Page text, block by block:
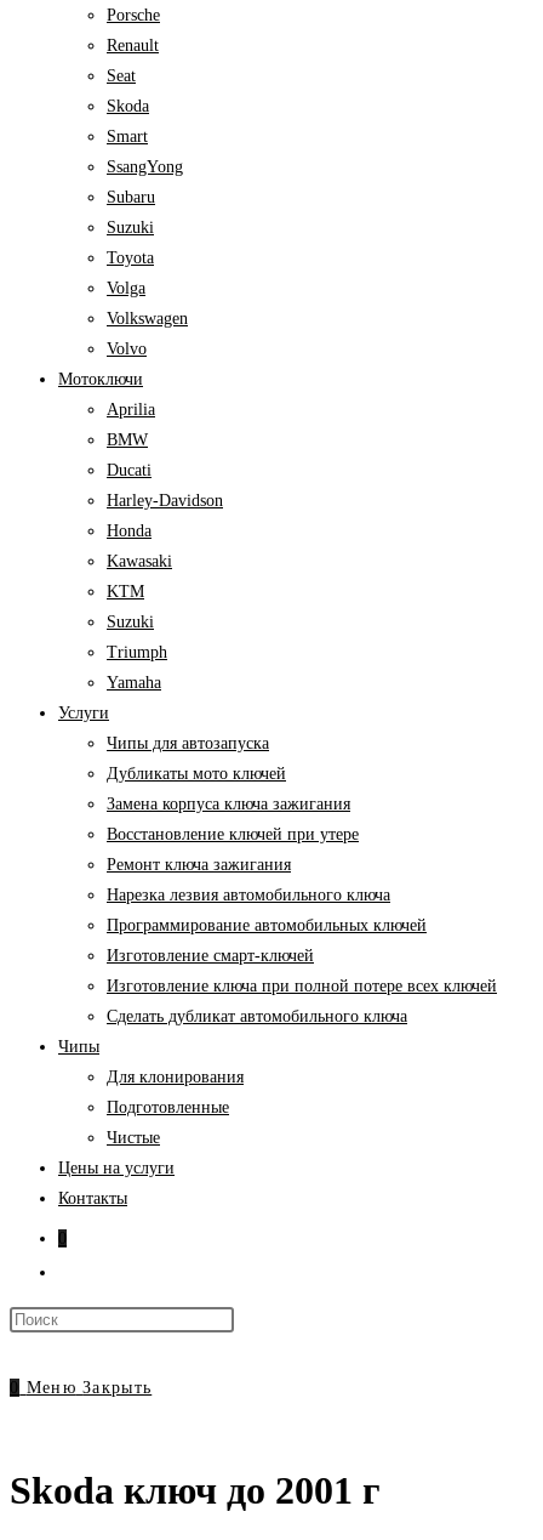
Porsche
Renault
Seat
Skoda
Smart
SsangYong
Subaru
Suzuki
Toyota
Volga
Volkswagen
Volvo
Мотоключи
Aprilia
BMW
Ducati
Harley-Davidson
Honda
Kawasaki
KTM
Suzuki
Triumph
Yamaha
Услуги
Чипы для автозапуска
Дубликаты мото ключей
Замена корпуса ключа зажигания
Восстановление ключей при утере
Ремонт ключа зажигания
Нарезка лезвия автомобильного ключа
Программирование автомобильных ключей
Изготовление смарт-ключей
Изготовление ключа при полной потере всех ключей
Cделать дубликат автомобильного ключа
Чипы
Для клонирования
Подготовленные
Чистые
Цены на услуги
Контакты
0
по
сайту
поиска.
0 Меню Закрыть
Skoda ключ до 2001 г